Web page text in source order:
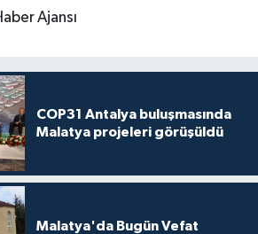
Ajansı
COP31 Antalya buluşmasında
Malatya projeleri görüşüldü
Malatya'da Bugün Vefat